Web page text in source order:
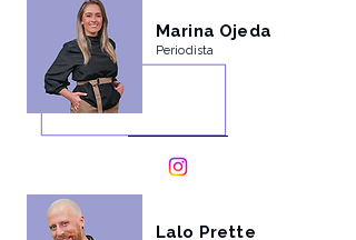
Marina Ojeda
Periodista
Lalo Prette